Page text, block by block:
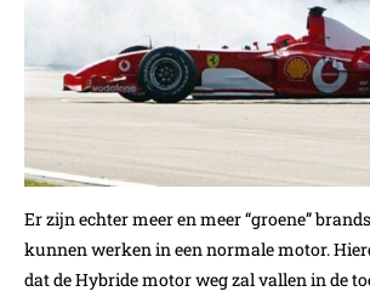
Er zijn echter meer en meer “groene”
kunnen werken in een normale motor.
dat de Hybride motor weg zal vallen in de